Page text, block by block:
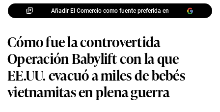
Añadir El Comercio como fuente preferida en
Cómo fue la controvertida
Operación Babylift con la que
EE.UU. evacuó a miles de bebés
vietnamitas en plena guerra